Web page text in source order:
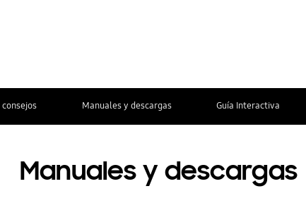
Manuales y descargas Guía Interactiva
Manuales y descargas